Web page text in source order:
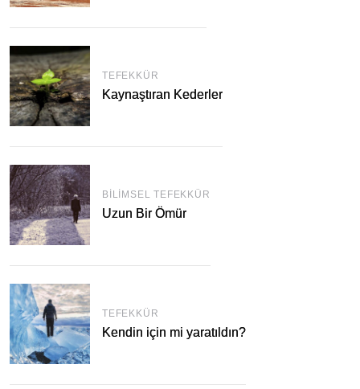
TEFEKKÜR
Kaynaştıran Kederler
BILIMSEL TEFEKKÜR
Uzun Bir Ömür
TEFEKKÜR
Kendin için mi yaratıldın?